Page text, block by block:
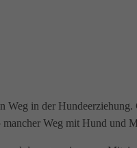
Weg in der
Weg mit Hund und